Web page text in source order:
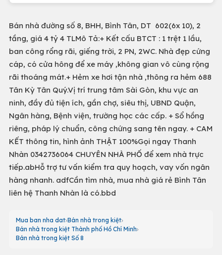
Bán nhà đường số 8, BHH, Bình Tân, DT 602(6x 10), 2
tầng, giá 4 tỷ 4 TLMô Tả:+ Kết cấu BTCT : 1 trệt 1 lầu,
ban công rổng rãi, giếng trời, 2 PN, 2WC. Nhà đẹp cứng
cáp, có cửa hông để xe máy ,không gian vô cùng rộng
rãi thoáng mát.+ Hẻm xe hơi tận nhà ,thông ra hẻm 688
Tân Kỳ Tân Quý.Vị trí trung tâm Sài Gòn, khu vực an
ninh, đầy đủ tiện ích, gần chợ, siêu thị, UBND Quận,
Ngân hàng, Bệnh viện, trường học các cấp. + Sổ hồng
riêng, pháp lý chuẩn, công chứng sang tên ngay. + CAM
KẾT thông tin, hình ảnh THẬT 100%Gọi ngay Thanh
Nhàn 0342736064 CHUYÊN NHÀ PHỐ để xem nhà trực
tiếp.abHỗ trợ tư vấn kiểm tra quy hoạch, vay vốn ngân
hàng nhanh. adfCần tìm nhà, mua nhà giá rẻ Bình Tân
liên hệ Thanh Nhàn là có.bbd
Mua ban nha dat Bán nhà trong kiệt
Bán nhà trong kiệt Thành phố Hồ Chí Minh
Bán nhà trong kiệt Số 8